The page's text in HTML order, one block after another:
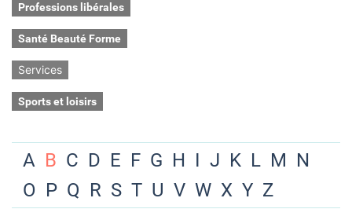
Professions libérales
Santé Beauté Forme
Services
Sports et loisirs
A B C D E F G H I J K L M N
O P Q R S T U V W X Y Z